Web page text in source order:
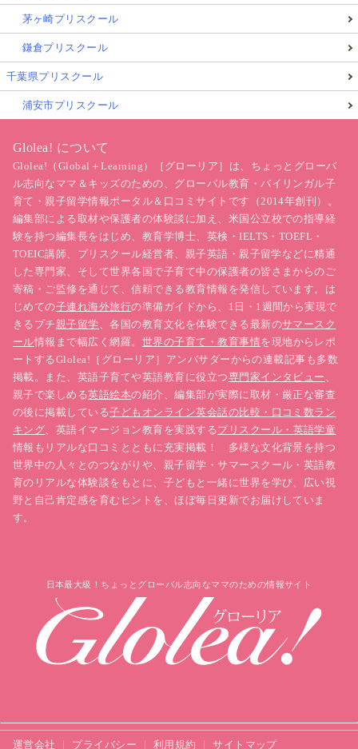
茅ヶ崎プリスクール
鎌倉プリスクール
千葉県プリスクール
浦安市プリスクール
Glolea! について
Glolea!（Global＋Learning）［グローリア］は、ちょっとグローバ
ル志向なママ＆キッズのための、グローバル教育・バイリンガル子
育て・親子留学情報ポータル＆口コミサイトです（2014年創刊）。
編集部による取材や保護者の体験談に加え、米国公立校での指導経
験を持つ編集長をはじめ、教育学博士、英検・IELTS・TOEFL・
TOEIC講師、プリスクール経営者、親子英語・親子留学などに精通
した専門家、そして世界各国で子育て中の保護者の皆さまからのご
寄稿・ご監修を通じて、信頼できる教育情報を発信しています。は
じめての子連れ海外旅行の準備ガイドから、1日・1週間から実現で
きるプチ親子留学、各国の教育文化を体験できる最新のサマースク
ール情報まで幅広く網羅。 世界の子育て・教育事情を現地からレポ
ートするGlolea!［グローリア］アンバサダーからの連載記事も多数
掲載。また、英語子育てや英語教育に役立つ専門家インタビュー 、
親子で楽しめる英語絵本の紹介、編集部が実際に取材・厳正な審査
の後に掲載している子どもオンライン英会話の比較・口コミ数ラン
キング、英語イマージョン教育を実践するプリスクール・英語学童
情報もリアルな口コミとともに充実掲載！ 多様な文化背景を持つ
世界中の人々とのつながりや、親子留学・サマースクール・英語教
育のリアルな体験談をもとに、子どもと一緒に世界を学び、広い視
野と自己肯定感を育むヒントを、ほぼ毎日更新でお届けしていま
す。
日本最大級！ちょっとグローバル志向なママのための情報サイト
運営会社 プライバシー 利用規約 サイトマップ